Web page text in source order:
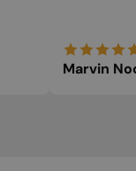
Marvin